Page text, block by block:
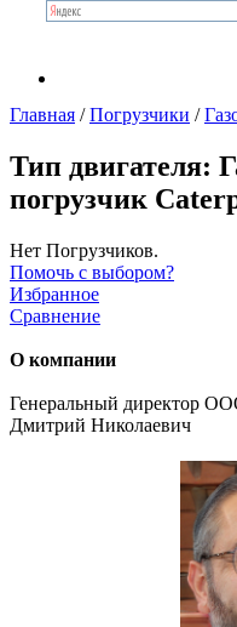
Главная /Погрузчики /
Тип двигателя:
погрузчик
Нет Погрузчиков.
Помочь с выбором?
Избранное
Сравнение
О компании
Генеральный директор
Дмитрий Николаевич